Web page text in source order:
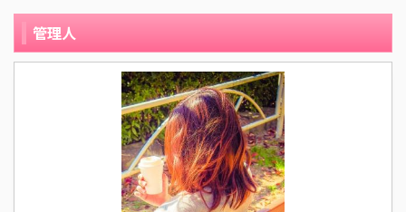
ざまなアイテムを試して
いました。 そんな時に、
友人からキュレルの敏感
肌シリーズをおすすめさ
れました。キュレルの敏
感肌シリーズに切り替え
インワン化粧品を探して
肌のためおでこにはニキ
ビができてしまい、ほっ
ぺの乾燥も気になり、毛
穴は開き放題でなかなか
良い商品にめぐりあうこ
とができませんでした。
ある時、Yout ...
ォーターベースのクリー
ムです。 ニベアソフト
スキンケアクリーム ジャ
ーとニベアの青缶との違
いなど口コミレビューを
紹介します。 28歳のパ
ートです。肌質は混合肌
です。 ニベアソフト ス
キンケアクリーム ジャー
ホバオイル配合です。 ニ
ベアソフト スキンケアク
リーム チューブの口コミ
レビューを紹介します。
23歳の主婦です。肌質は
乾燥肌です。 ニベアソフ
ト スキンケアクリーム
チューブを使い始めたの
管理人